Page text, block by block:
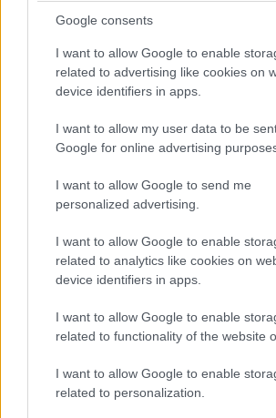
Google consents
I want to allow Google to enable
related to advertising like cookies on
device identifiers in apps.
I want to allow my user data to be
Google for online advertising
I want to allow Google to send me
personalized advertising.
I want to allow Google to enable
related to analytics like cookies on
device identifiers in apps.
I want to allow Google to enable
related to functionality of the website
I want to allow Google to enable
related to personalization.